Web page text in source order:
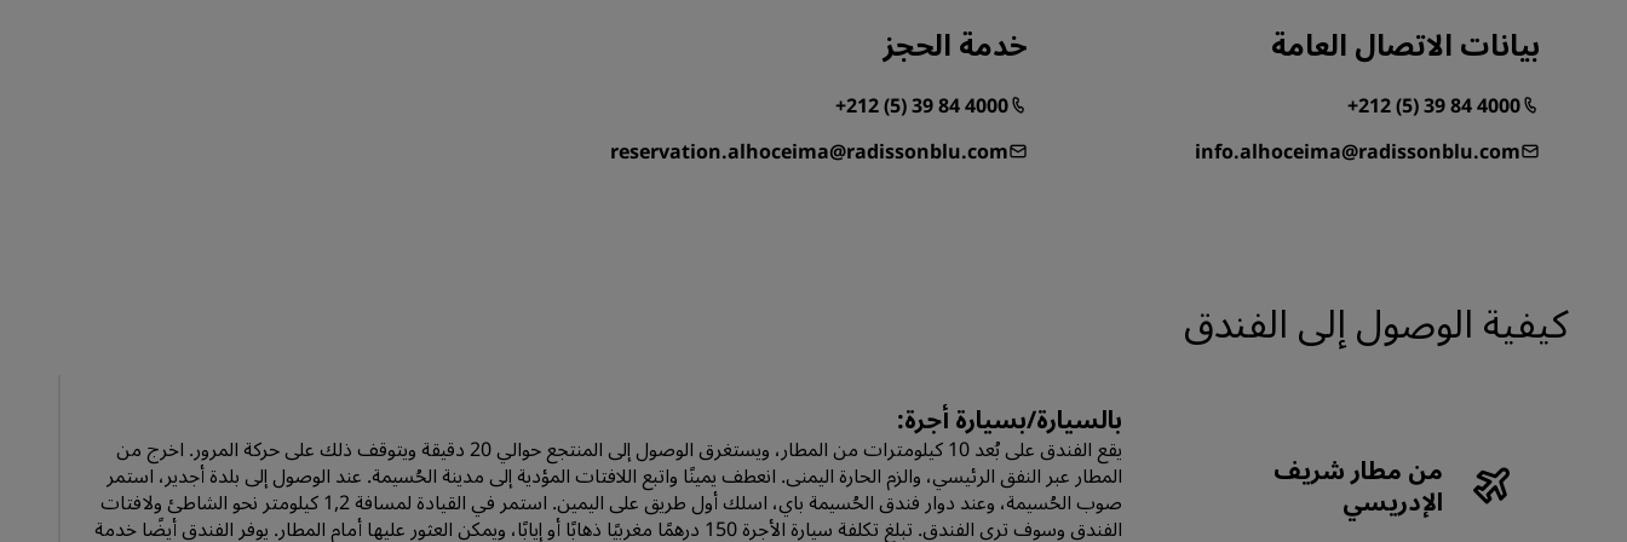
بيانات الاتصال العامة
+212 (5) 39 84 4000
info.alhoceima@radissonblu.com
خدمة الحجز
+212 (5) 39 84 4000
reservation.alhoceima@radissonblu.com
كيفية الوصول إلى الفندق
من مطار شريف
الإدريسي
بالسيارة/بسيارة أجرة:
يقع الفندق على بُعد 10 كيلومترات من المطار، ويستغرق الوصول إلى المنتجع حوالي 20 دقيقة ويتوقف ذلك على حركة المرور. اخرج من
المطار عبر النفق الرئيسي، والزم الحارة اليمنى. انعطف يمينًا واتبع اللافتات المؤدية إلى مدينة الحُسيمة. عند الوصول إلى بلدة أجدير، استمر
صوب الحُسيمة، وعند دوار فندق الحُسيمة باي، اسلك أول طريق على اليمين. استمر في القيادة لمسافة 1,2 كيلومتر نحو الشاطئ ولافتات
الفندق وسوف ترى الفندق. تبلغ تكلفة سيارة الأجرة 150 درهمًا مغربيًا ذهابًا أو إيابًا، ويمكن العثور عليها أمام المطار. يوفر الفندق أيضًا خدمة